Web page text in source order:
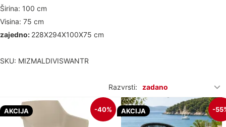
Širina: 100 cm
Visina: 75 cm
zajedno: 228X294X100X75 cm
SKU: MIZMALDIVISWANTR
Razvrsti: zadano
AKCIJA -40% AKCIJA -